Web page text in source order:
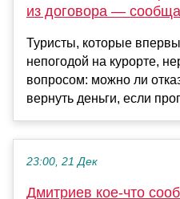
из договора —
Туристы, которые
непогодой на курорте,
вопросом: можно ли
вернуть деньги, если
23:00, 21 Дек
Дмитриев кое-что